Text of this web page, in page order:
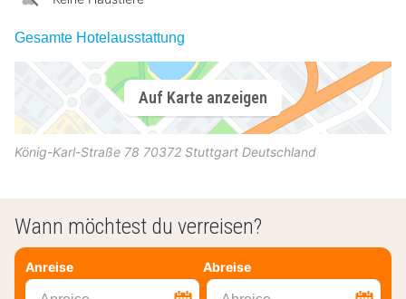
Gesamte Hotelausstattung
Auf Karte anzeigen
König-Karl-Straße 78 70372 Stuttgart Deutschland
Wann möchtest du verreisen?
Anreise Abreise